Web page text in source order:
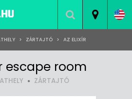
> ZÁRTAJTÓ > AZ ELIXÍR
escape room
ZÁRTAJTÓ